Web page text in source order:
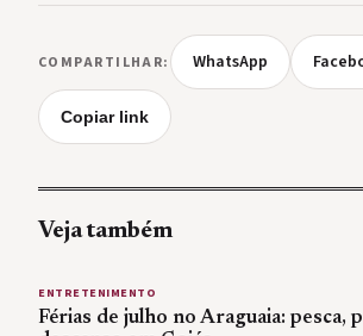
COMPARTILHAR: WhatsApp
Copiar link
Veja também
ENTRETENIMENTO
Férias de julho no Araguaia: pesca,